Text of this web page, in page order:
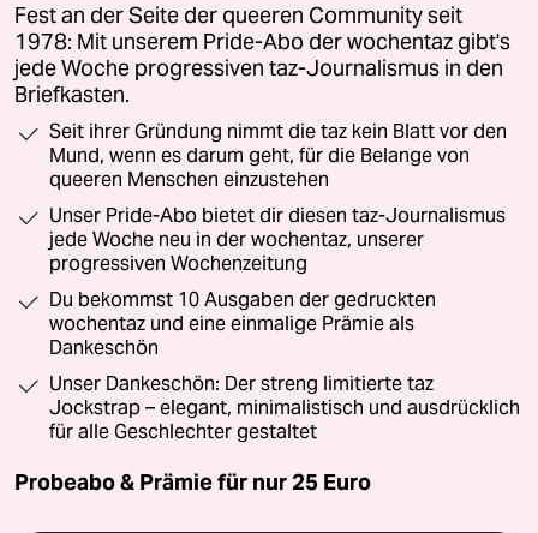
Fest an der Seite der queeren Community seit
1978: Mit unserem Pride-Abo der wochentaz gibt's
jede Woche progressiven taz-Journalismus in den
Briefkasten.
Seit ihrer Gründung nimmt die taz kein Blatt vor den
Mund, wenn es darum geht, für die Belange von
queeren Menschen einzustehen
Unser Pride-Abo bietet dir diesen taz-Journalismus
jede Woche neu in der wochentaz, unserer
progressiven Wochenzeitung
Du bekommst 10 Ausgaben der gedruckten
wochentaz und eine einmalige Prämie als
Dankeschön
Unser Dankeschön: Der streng limitierte taz
Jockstrap – elegant, minimalistisch und ausdrücklich
für alle Geschlechter gestaltet
Probeabo & Prämie für nur 25 Euro